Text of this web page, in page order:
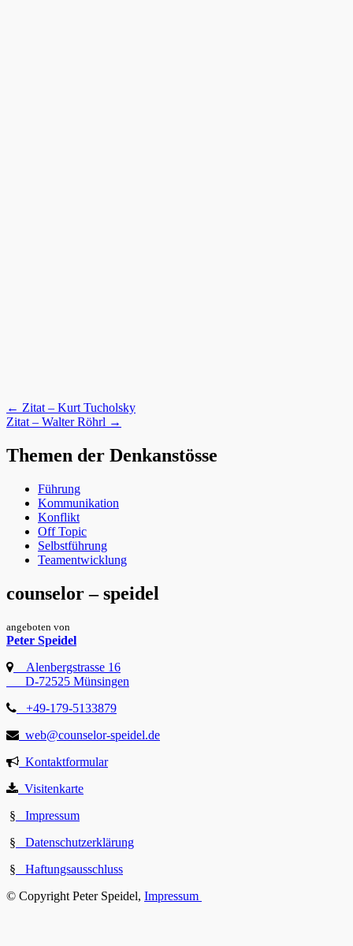
Post
navigation
← Zitat – Kurt Tucholsky
Zitat – Walter Röhrl →
Themen der Denkanstösse
Führung
Kommunikation
Konflikt
Off Topic
Selbstführung
Teamentwicklung
counselor – speidel
angeboten von
Peter Speidel
Alenbergstrasse 16
D-72525 Münsingen
+49-179-5133879
web@counselor-speidel.de
Kontaktformular
Visitenkarte
§ Impressum
§ Datenschutzerklärung
§ Haftungsausschluss
© Copyright Peter Speidel, Impressum